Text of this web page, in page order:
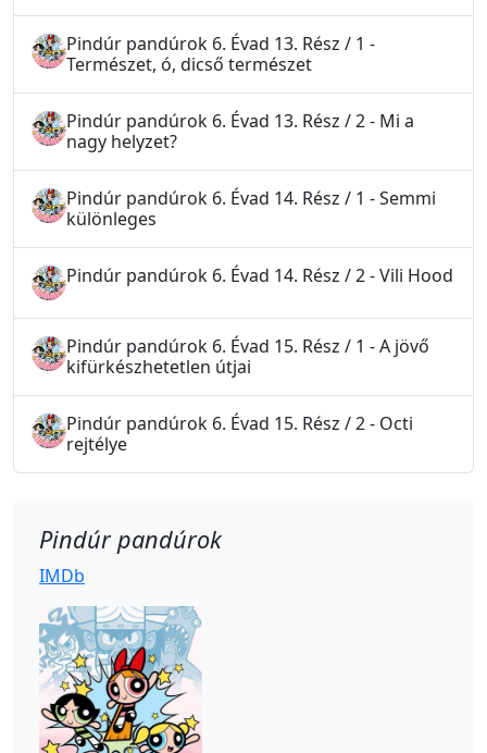
Pindúr pandúrok 6. Évad 13. Rész / 1 -
Természet, ó, dicső természet
Pindúr pandúrok 6. Évad 13. Rész / 2 - Mi a
nagy helyzet?
Pindúr pandúrok 6. Évad 14. Rész / 1 - Semmi
különleges
Pindúr pandúrok 6. Évad 14. Rész / 2 - Vili Hood
Pindúr pandúrok 6. Évad 15. Rész / 1 - A jövő
kifürkészhetetlen útjai
Pindúr pandúrok 6. Évad 15. Rész / 2 - Octi
rejtélye
Pindúr pandúrok
IMDb